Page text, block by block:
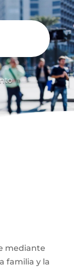
9
mediante
familia y la